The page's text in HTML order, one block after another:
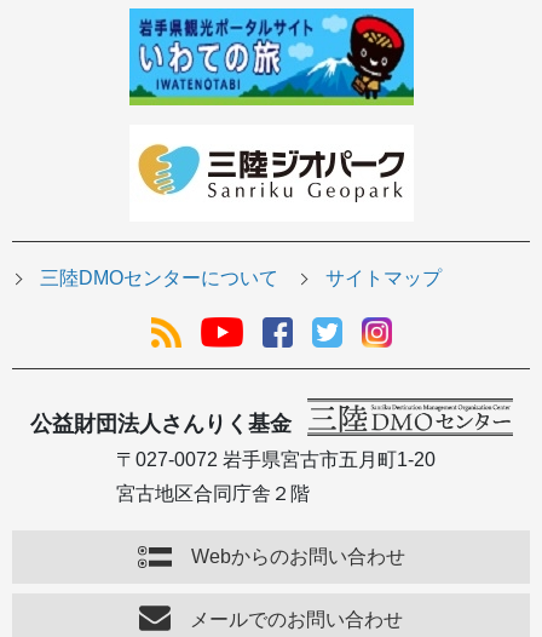
三陸DMOセンターについて サイトマップ
公益財団法人さんりく基金
〒027-0072 岩手県宮古市五月町1-20
宮古地区合同庁舎２階
Webからのお問い合わせ
メールでのお問い合わせ